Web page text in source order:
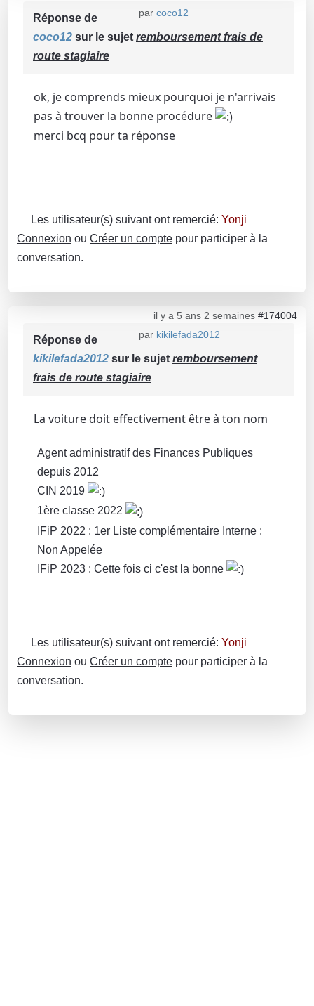
par coco12
Réponse de
coco12 sur le sujet remboursement frais de
route stagiaire
ok, je comprends mieux pourquoi je n'arrivais
pas à trouver la bonne procédure
merci bcq pour ta réponse
Les utilisateur(s) suivant ont remercié: Yonji
Connexion ou Créer un compte pour participer à la
conversation.
il y a 5 ans 2 semaines #174004
par kikilefada2012
Réponse de
kikilefada2012 sur le sujet remboursement
frais de route stagiaire
La voiture doit effectivement être à ton nom
Agent administratif des Finances Publiques
depuis 2012
CIN 2019
1ère classe 2022
IFiP 2022 : 1er Liste complémentaire Interne :
Non Appelée
IFiP 2023 : Cette fois ci c'est la bonne
Les utilisateur(s) suivant ont remercié: Yonji
Connexion ou Créer un compte pour participer à la
conversation.